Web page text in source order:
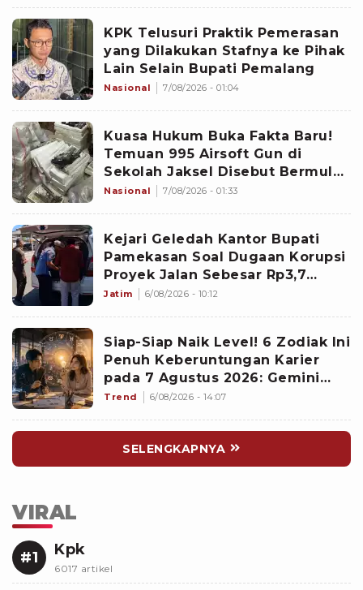
KPK Telusuri Praktik Pemerasan
yang Dilakukan Stafnya ke Pihak
Lain Selain Bupati Pemalang
Nasional 7/08/2026 - 01:04
Kuasa Hukum Buka Fakta Baru!
Temuan 995 Airsoft Gun di
Sekolah Jaksel Disebut Bermula
dari Sengketa Yayasan
Nasional 7/08/2026 - 01:33
Kejari Geledah Kantor Bupati
Pamekasan Soal Dugaan Korupsi
Proyek Jalan Sebesar Rp3,7
Milliar
Jatim 6/08/2026 - 10:12
Siap-Siap Naik Level! 6 Zodiak Ini
Penuh Keberuntungan Karier
pada 7 Agustus 2026: Gemini
Punya Senjata Utama
Trend 6/08/2026 - 14:07
SELENGKAPNYA
VIRAL
#1 Kpk
6017 artikel